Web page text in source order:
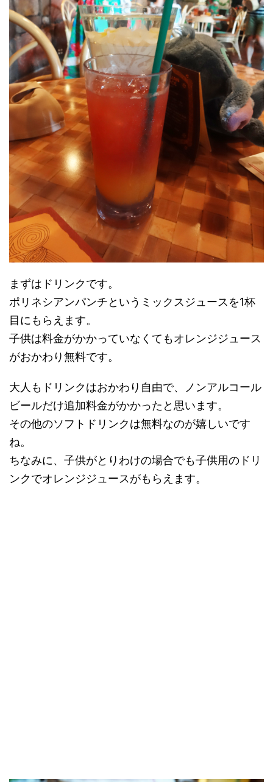
まずはドリンクです。
ポリネシアンパンチというミックスジュースを1杯
目にもらえます。
子供は料金がかかっていなくてもオレンジジュース
がおかわり無料です。
大人もドリンクはおかわり自由で、ノンアルコール
ビールだけ追加料金がかかったと思います。
その他のソフトドリンクは無料なのが嬉しいです
ね。
ちなみに、子供がとりわけの場合でも子供用のドリ
ンクでオレンジジュースがもらえます。